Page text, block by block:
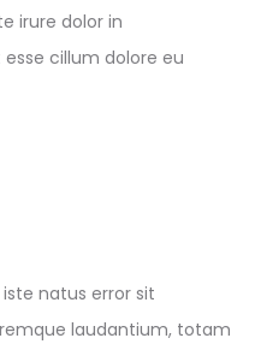
irure dolor in
cillum dolore eu
natus error sit
laudantium, totam